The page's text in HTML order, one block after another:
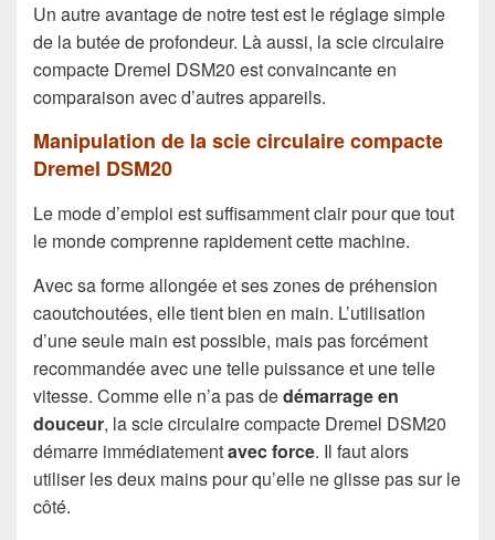
Un autre avantage de notre test est le réglage simple
de la butée de profondeur. Là aussi, la scie circulaire
compacte Dremel DSM20 est convaincante en
comparaison avec d’autres appareils.
Manipulation de la scie circulaire compacte
Dremel DSM20
Le mode d’emploi est suffisamment clair pour que tout
le monde comprenne rapidement cette machine.
Avec sa forme allongée et ses zones de préhension
caoutchoutées, elle tient bien en main. L’utilisation
d’une seule main est possible, mais pas forcément
recommandée avec une telle puissance et une telle
vitesse. Comme elle n’a pas dedémarrage en
douceur, la scie circulaire compacte Dremel DSM20
démarre immédiatementavec force. Il faut alors
utiliser les deux mains pour qu’elle ne glisse pas sur le
côté.